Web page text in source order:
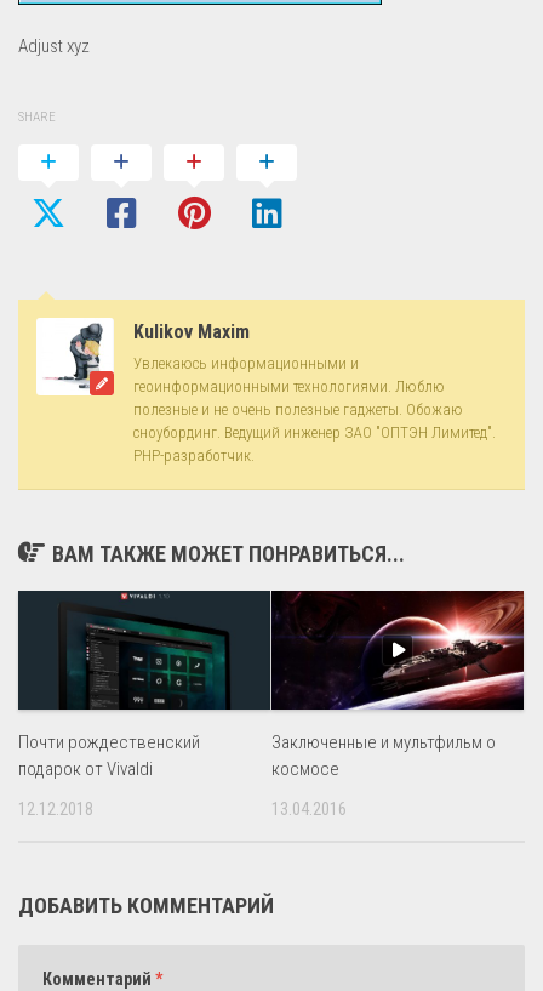
Adjust xyz
SHARE
Kulikov Maxim
Увлекаюсь информационными и
геоинформационными технологиями. Люблю
полезные и не очень полезные гаджеты. Обожаю
сноубординг. Ведущий инженер ЗАО "ОПТЭН Лимитед".
PHP-разработчик.
ВАМ ТАКЖЕ МОЖЕТ ПОНРАВИТЬСЯ...
Почти рождественский
подарок от Vivaldi
12.12.2018
Заключенные и мультфильм о
космосе
13.04.2016
ДОБАВИТЬ КОММЕНТАРИЙ
Комментарий *